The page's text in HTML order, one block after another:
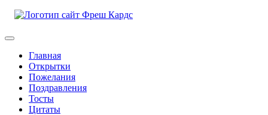
Главная
Открытки
Пожелания
Поздравления
Тосты
Цитаты